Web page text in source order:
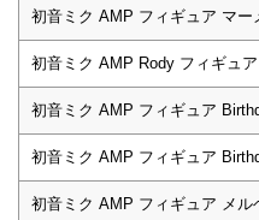
初音ミク AMP フィギュア マー
初音ミク AMP Rody フィギュ
初音ミク AMP フィギュア
初音ミク AMP フィギュア
初音ミク AMP フィギュア メル